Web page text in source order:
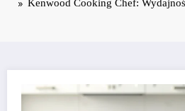
Kenwood Cooking Chef: